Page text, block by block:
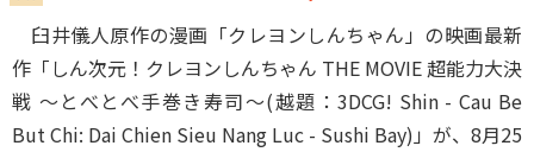
臼井儀人原作の漫画「クレヨンしんちゃん」の映画最新
作「しん次元！クレヨンしんちゃん THE MOVIE 超能力大決
戦 ～とべとべ手巻き寿司～(越題：3DCG! Shin - Cau Be
But Chi: Dai Chien Sieu Nang Luc - Sushi Bay)」が、8月25